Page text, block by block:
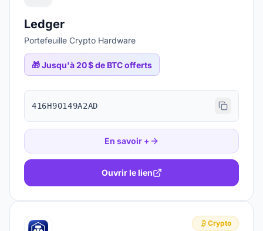
Ledger
Portefeuille Crypto Hardware
🎁Jusqu'à 20 $ de BTC offerts
416H90149A2AD
En savoir +
Ouvrir le lien
Crypto